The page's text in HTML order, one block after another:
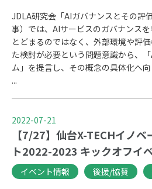
JDLA研究会「AIガバナンスとその評
事）では、AIサービスのガバナンス
とどまるのではなく、外部環境や評
た検討が必要という問題意識から、
ム」を提言し、その概念の具体化へ向
...
2022-07-21
【7/27】仙台X-TECHイノ
ト2022-2023 キックオフイ
イベント情報 後援/協賛